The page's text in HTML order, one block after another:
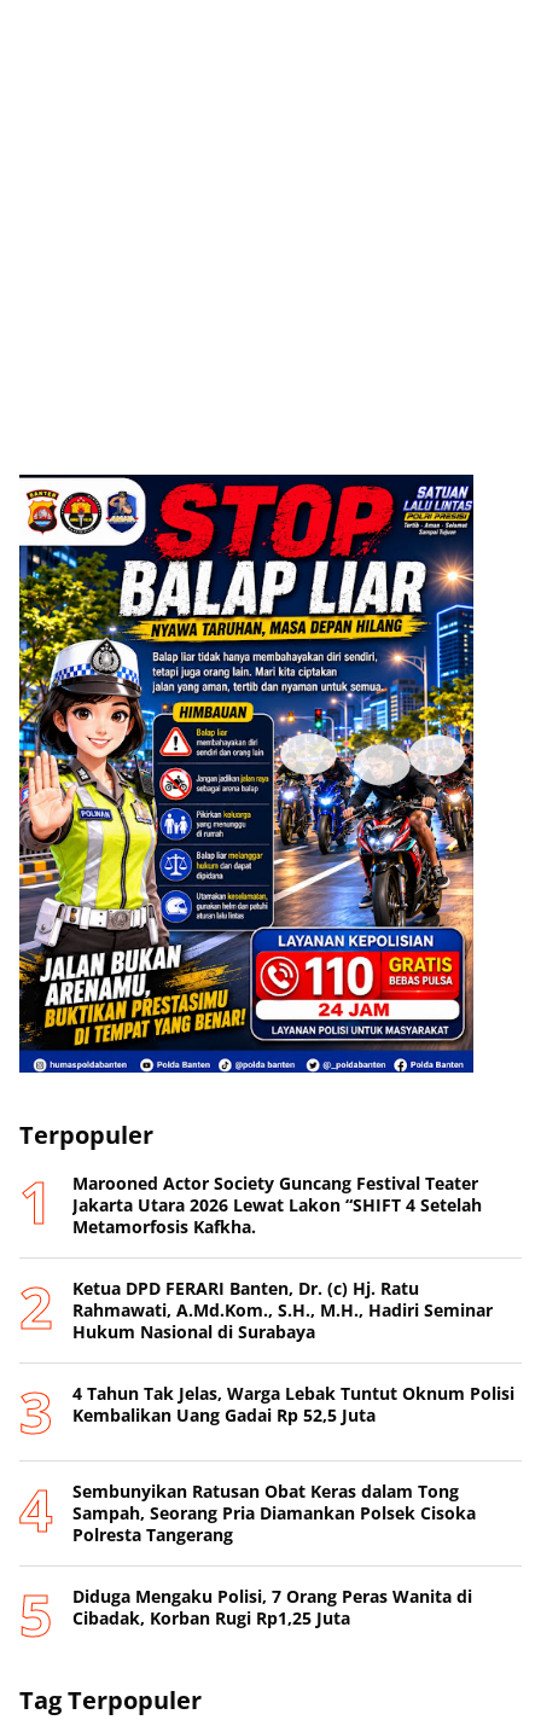
ADVERTISEMENT
Terpopuler
Marooned Actor Society Guncang Festival Teater
Jakarta Utara 2026 Lewat Lakon “SHIFT 4 Setelah
Metamorfosis Kafkha.
Ketua DPD FERARI Banten, Dr. (c) Hj. Ratu
Rahmawati, A.Md.Kom., S.H., M.H., Hadiri Seminar
Hukum Nasional di Surabaya
4 Tahun Tak Jelas, Warga Lebak Tuntut Oknum Polisi
Kembalikan Uang Gadai Rp 52,5 Juta
Sembunyikan Ratusan Obat Keras dalam Tong
Sampah, Seorang Pria Diamankan Polsek Cisoka
Polresta Tangerang
Diduga Mengaku Polisi, 7 Orang Peras Wanita di
Cibadak, Korban Rugi Rp1,25 Juta
Tag Terpopuler